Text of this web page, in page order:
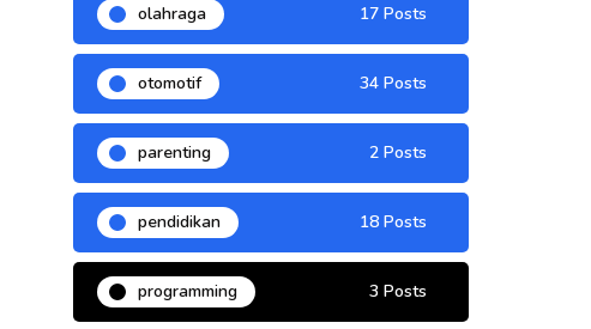
olahraga 17 Posts
otomotif 34 Posts
parenting 2 Posts
pendidikan 18 Posts
programming 3 Posts